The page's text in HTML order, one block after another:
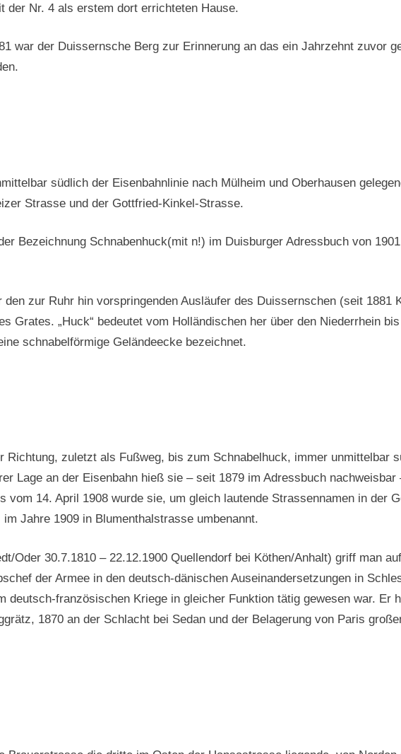
der Nr. 4 als erstem dort errichteten Hause.
war der Duissernsche Berg zur Erinnerung an das ein Jahrzehnt zuvor
südlich der Eisenbahnlinie nach Mülheim und Oberhausen
Strasse und der Gottfried-Kinkel-Strasse.
Bezeichnung Schnabenhuck(mit n!) im Duisburger Adressbuch von
zur Ruhr hin vorspringenden Ausläufer des Duissernschen (seit 1881
Grates. „Huck“ bedeutet vom Holländischen her über den Niederrhein
schnabelförmige Geländeecke bezeichnet.
zuletzt als Fußweg, bis zum Schnabelhuck, immer unmittelbar
Lage an der Eisenbahn hieß sie – seit 1879 im Adressbuch
vom 14. April 1908 wurde sie, um gleich lautende Strassennamen in der
Jahre 1909 in Blumenthalstrasse umbenannt.
Oder 30.7.1810 – 22.12.1900 Quellendorf bei Köthen/Anhalt) griff man
der Armee in den deutsch-dänischen Auseinandersetzungen in
deutsch-französischen Kriege in gleicher Funktion tätig gewesen war. Er
1870 an der Schlacht bei Sedan und der Belagerung von Paris